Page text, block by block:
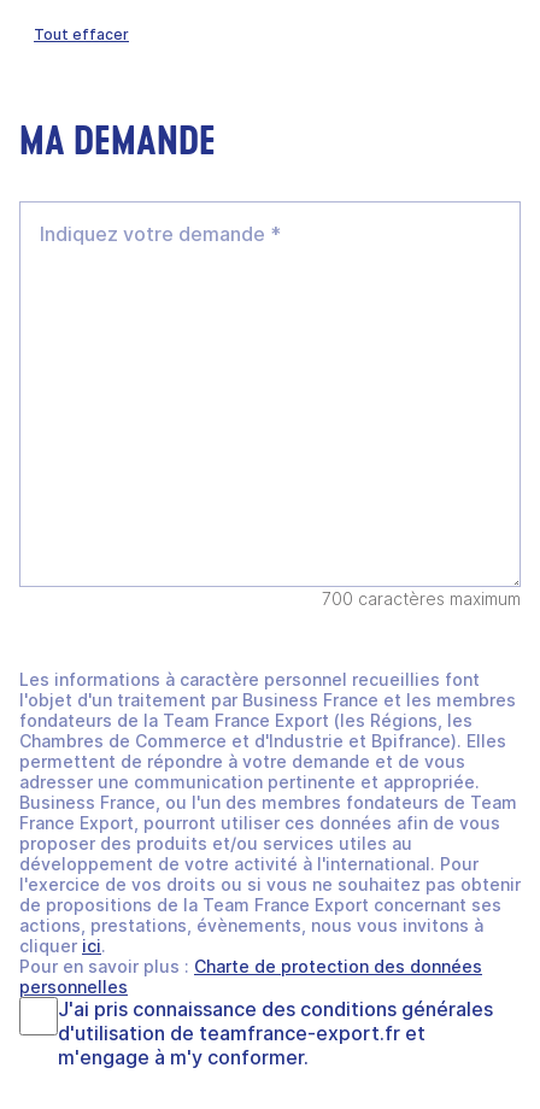
Tout effacer
MA DEMANDE
700 caractères maximum
Les informations à caractère personnel recueillies font
l'objet d'un traitement par Business France et les membres
fondateurs de la Team France Export (les Régions, les
Chambres de Commerce et d'Industrie et Bpifrance). Elles
permettent de répondre à votre demande et de vous
adresser une communication pertinente et appropriée.
Business France, ou l'un des membres fondateurs de Team
France Export, pourront utiliser ces données afin de vous
proposer des produits et/ou services utiles au
développement de votre activité à l'international. Pour
l'exercice de vos droits ou si vous ne souhaitez pas obtenir
de propositions de la Team France Export concernant ses
actions, prestations, évènements, nous vous invitons à
cliquer ici.
Pour en savoir plus : Charte de protection des données
personnelles
J'ai pris connaissance des conditions générales
d'utilisation de teamfrance-export.fr et
m'engage à m'y conformer.